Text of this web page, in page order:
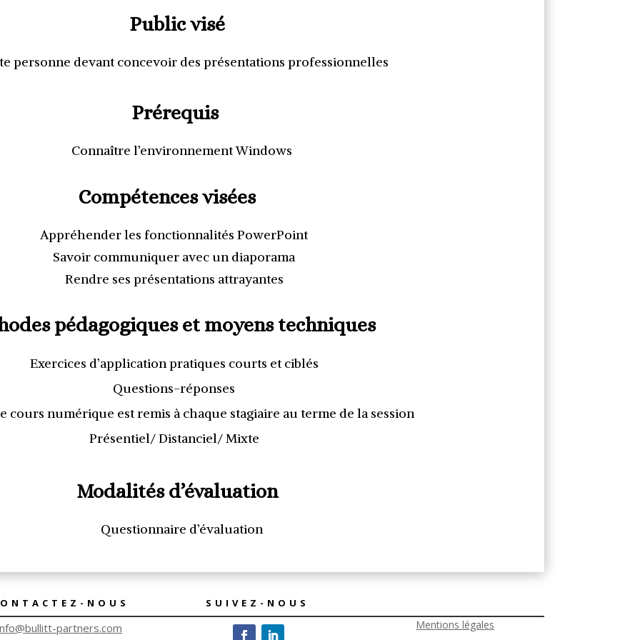
Public visé
personne devant concevoir des présentations professionnelles
Prérequis
Connaître l’environnement Windows
Compétences visées
Appréhender les fonctionnalités PowerPoint
Savoir communiquer avec un diaporama
Rendre ses présentations attrayantes
pédagogiques et moyens techniques
Exercices d’application pratiques courts et ciblés
Questions-réponses
cours numérique est remis à chaque stagiaire au terme de la session
Présentiel/ Distanciel/ Mixte
Modalités d’évaluation
Questionnaire d’évaluation
NOUS
partners.com
SUIVEZ-NOUS
Mentions légales